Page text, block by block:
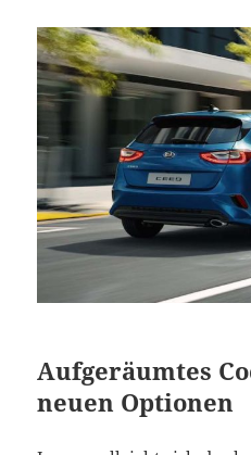
Aufgeräumtes
neuen Optionen